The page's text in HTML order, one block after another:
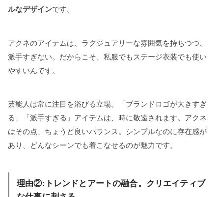
ルなデザインです。
アクネのアイテムは、ラグジュアリーな雰囲気を持ちつつ、
派手すぎない。だからこそ、私服でもステージ衣装でも使い
やすいんです。
芸能人は常に注目を浴びる立場。「ブランドロゴが大きすぎ
る」「派手すぎる」アイテムは、時に敬遠されます。アクネ
はその点、ちょうど良いバランス。シンプルなのに存在感が
あり、どんなシーンでも着こなせるのが魅力です。
理由②:トレンドとアートの融合。クリエイティブ